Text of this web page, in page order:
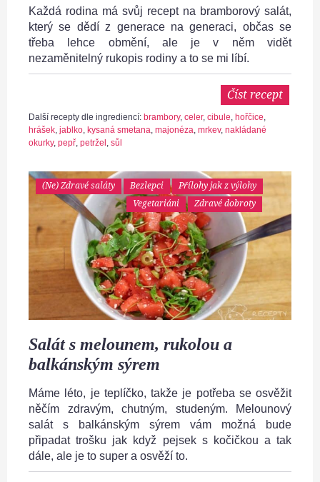
Každá rodina má svůj recept na bramborový salát,
který se dědí z generace na generaci, občas se
třeba lehce obmění, ale je v něm vidět
nezaměnitelný rukopis rodiny a to se mi líbí.
Číst recept
Další recepty dle ingrediencí: brambory, celer, cibule, hořčice,
hrášek, jablko, kysaná smetana, majonéza, mrkev, nakládané
okurky, pepř, petržel , sůl
(Ne) Zdravé saláty Bezlepci
Přílohy jak z výlohy
Vegetariáni
Zdravé dobroty
Salát s melounem, rukolou a
balkánským sýrem
Máme léto, je teplíčko, takže je potřeba se osvěžit
něčím zdravým, chutným, studeným. Melounový
salát s balkánským sýrem vám možná bude
připadat trošku jak když pejsek s kočičkou a tak
dále, ale je to super a osvěží to.